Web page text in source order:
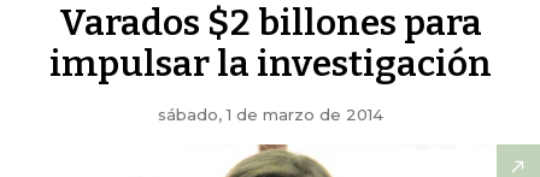
Varados $2 billones para
impulsar la investigación
sábado, 1 de marzo de 2014